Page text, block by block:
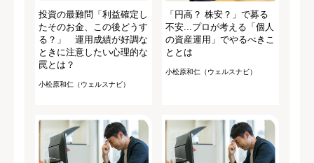
投資の最難問「利益確定し
たそのお金、この後どうす
る？」 運用成績が好調な
ときに注意したい心理的な
罠とは？
小松原和仁（ウェルスナビ）
「円高？ 株安？」で募る
不安...プロが考える「個人
の資産運用」でやるべきこ
ととは
小松原和仁（ウェルスナビ）